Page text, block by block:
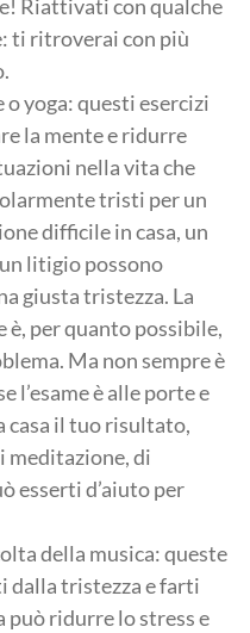
Riattivati con qualche
ti ritroverai con più
yoga: questi esercizi
la mente e ridurre
nella vita che
tristi per un
difficile in casa, un
litigio possono
giusta tristezza. La
per quanto possibile,
Ma non sempre è
l’esame è alle porte e
casa il tuo risultato,
meditazione, di
esserti d’aiuto per
della musica: queste
tristezza e farti
ridurre lo stress e